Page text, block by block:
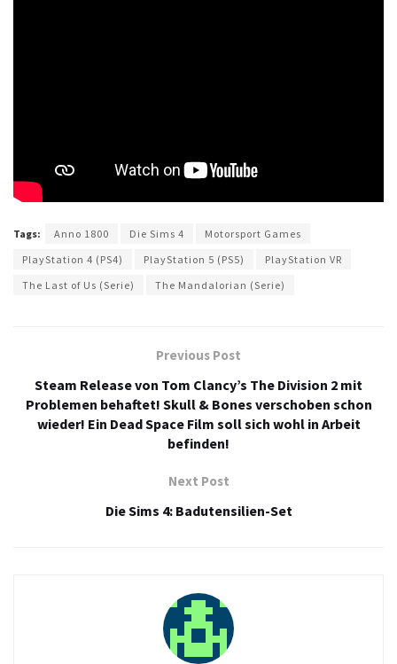
Tags: Anno 1800 Die Sims 4
Motorsport Games
PlayStation 4 (PS4)
PlayStation 5 (PS5)
PlayStation VR
The Last of Us (Serie)
The Mandalorian (Serie)
Previous Post
Steam Release von Tom Clancy’s The Division 2 mit
Problemen behaftet! Skull & Bones verschoben schon
wieder! Ein Dead Space Film soll sich wohl in Arbeit
befinden!
Next Post
Die Sims 4: Badutensilien-Set